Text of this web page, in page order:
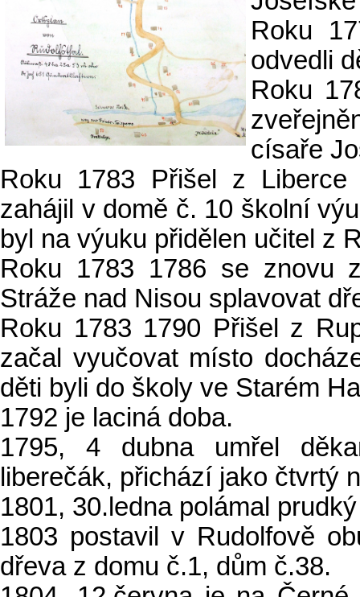
Roku
odvedli
Roku
císaře
Roku 1783 Přišel z
zahájil v domě č. 10 školní
byl na výuku přidělen učitel z
Roku 1783 1786 se znovu
Stráže nad Nisou splavovat
Roku 1783 1790 Přišel z
začal vyučovat místo
děti byli do školy ve Starém
1792 je laciná doba.
1795, 4 dubna umřel
liberečák, přichází jako čtvrtý
1801, 30.ledna polámal
1803 postavil v Rudolfově
dřeva z domu č.1, dům č.38.